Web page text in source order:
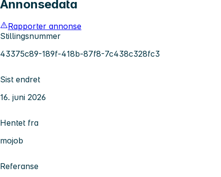
Annonsedata
Rapporter annonse
Stillingsnummer
43375c89-189f-418b-87f8-7c438c328fc3
Sist endret
16. juni 2026
Hentet fra
mojob
Referanse